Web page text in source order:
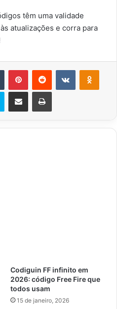
têm uma validade
atualizações e corra para
Tumblr PinterestReddit VK OK
Skype Compartilhar via e-mail Imprimir
Codiguin FF infinito em
2026: código Free Fire que
todos usam
15 de janeiro, 2026